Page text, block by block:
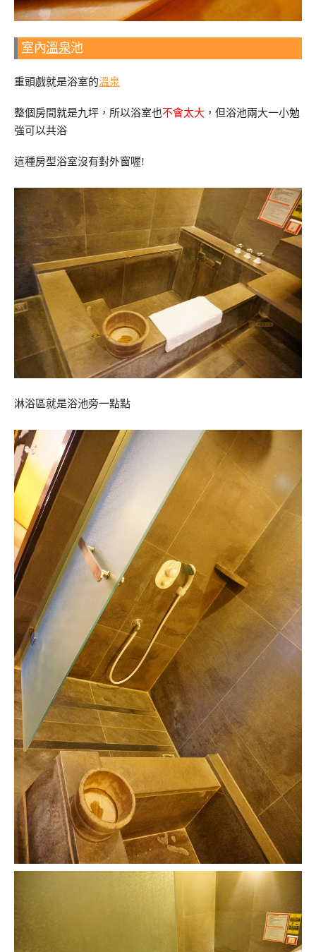
室內溫泉池
重頭戲就是浴室的溫泉
整個房間就是九坪，所以浴室也不會太大 ，但浴池兩大一小勉
強可以共浴
這種房型浴室沒有對外窗喔!
淋浴區就是浴池旁一點點